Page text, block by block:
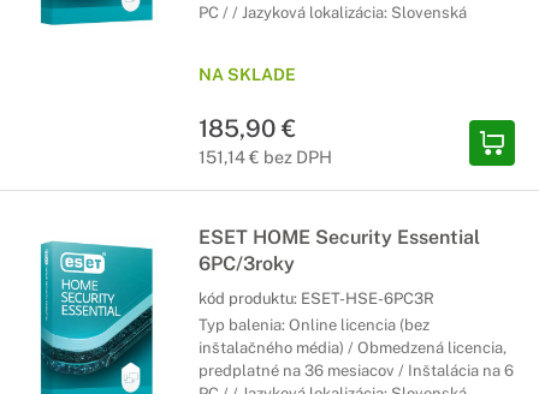
PC / / Jazyková lokalizácia: Slovenská
NA SKLADE
185,90 €
151,14 € bez DPH
ESET HOME Security Essential
6PC/3roky
kód produktu: ESET-HSE-6PC3R
Typ balenia: Online licencia (bez
inštalačného média) / Obmedzená licencia,
predplatné na 36 mesiacov / Inštalácia na 6